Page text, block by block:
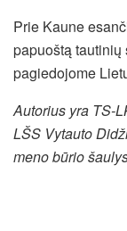
Prie Kaune
papuoštą
pagiedojome
Autorius yra TS-
LŠS Vytauto
meno būrio